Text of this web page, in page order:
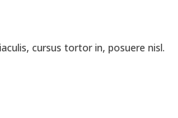
cursus tortor in, posuere nisl.